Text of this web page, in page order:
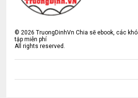
©2026 TruongDinhVn Chia sẽ ebook, các
tập miễn phí
All rights reserved.